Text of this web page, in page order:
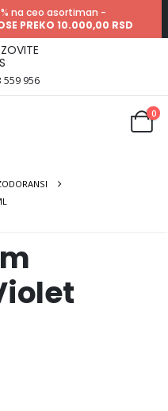
na ceo asortiman -
PREKO 10.000,00 RSD
559 956
0